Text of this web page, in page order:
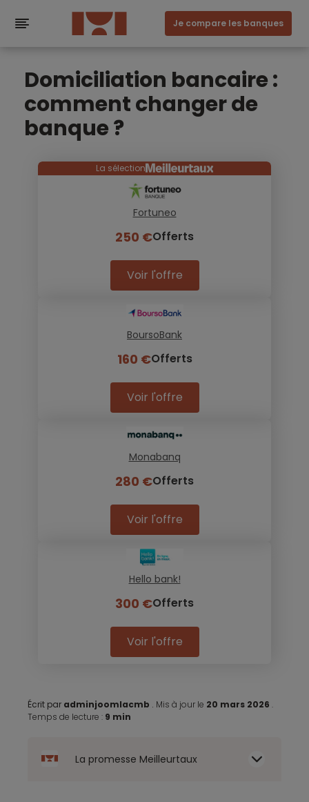
Je compare les banques
Domiciliation bancaire :
comment changer de
banque ?
La sélection
Fortuneo
250 €Offerts
Voir l'offre
BoursoBank
160 €Offerts
Voir l'offre
Monabanq
280 €Offerts
Voir l'offre
Hello bank!
300 €Offerts
Voir l'offre
Écrit par adminjoomlacmb . Mis à jour le 20 mars 2026 .
Temps de lecture : 9 min
La promesse Meilleurtaux